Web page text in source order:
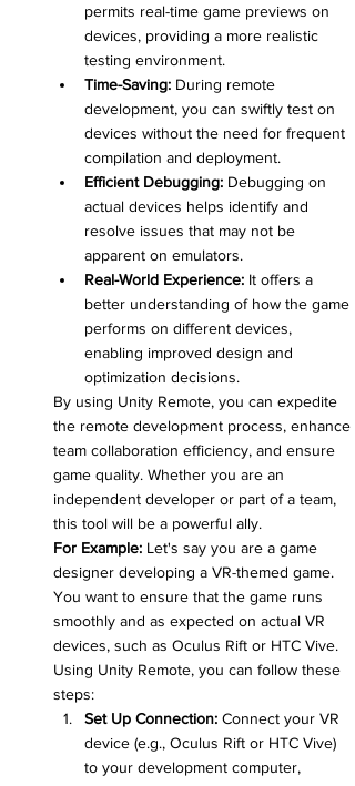
permits real-time game previews on
devices, providing a more realistic
testing environment.
Time-Saving: During remote
development, you can swiftly test on
devices without the need for frequent
compilation and deployment.
Efficient Debugging: Debugging on
actual devices helps identify and
resolve issues that may not be
apparent on emulators.
Real-World Experience: It offers a
better understanding of how the game
performs on different devices,
enabling improved design and
optimization decisions.
By using Unity Remote, you can expedite
the remote development process, enhance
team collaboration efficiency, and ensure
game quality. Whether you are an
independent developer or part of a team,
this tool will be a powerful ally.
For Example: Let's say you are a game
designer developing a VR-themed game.
You want to ensure that the game runs
smoothly and as expected on actual VR
devices, such as Oculus Rift or HTC Vive.
Using Unity Remote, you can follow these
steps:
Set Up Connection: Connect your VR
device (e.g., Oculus Rift or HTC Vive)
to your development computer,